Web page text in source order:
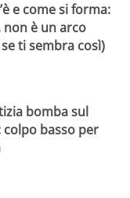
e come si forma:
non è un arco
ti sembra così)
bomba sul
colpo basso per